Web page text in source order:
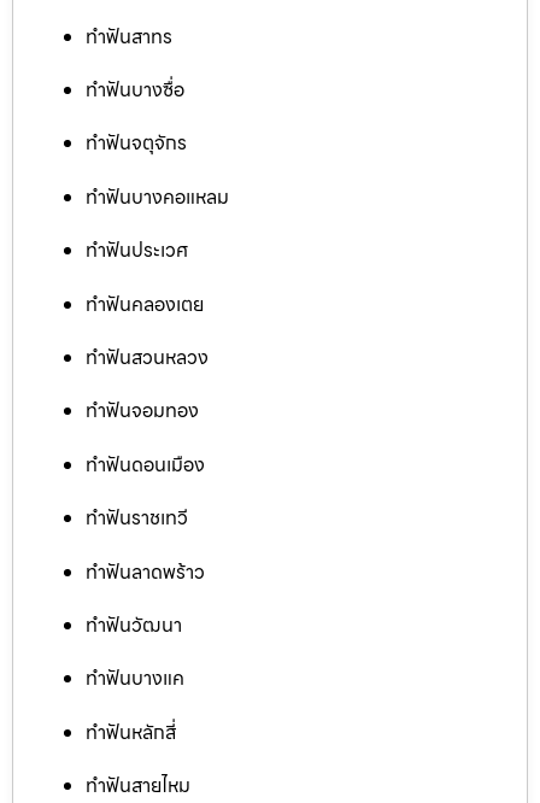
ทำฟันสาทร
ทำฟันบางซื่อ
ทำฟันจตุจักร
ทำฟันบางคอแหลม
ทำฟันประเวศ
ทำฟันคลองเตย
ทำฟันสวนหลวง
ทำฟันจอมทอง
ทำฟันดอนเมือง
ทำฟันราชเทวี
ทำฟันลาดพร้าว
ทำฟันวัฒนา
ทำฟันบางแค
ทำฟันหลักสี่
ทำฟันสายไหม